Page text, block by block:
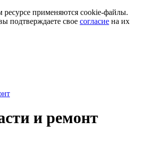
применяются cookie-файлы.
подтверждаете свое согласие на их
и ремонт